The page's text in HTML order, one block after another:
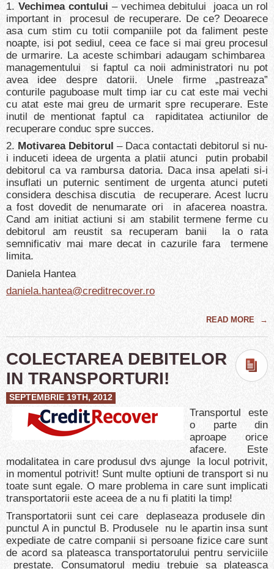
1. Vechimea contului – vechimea debitului joaca un rol
important in procesul de recuperare. De ce? Deoarece
asa cum stim cu totii companiile pot da faliment peste
noapte, isi pot sediul, ceea ce face si mai greu procesul
de urmarire. La aceste schimbari adaugam schimbarea
managementului si faptul ca noii administratori nu pot
avea idee despre datorii. Unele firme „pastreaza”
conturile paguboase mult timp iar cu cat este mai vechi
cu atat este mai greu de urmarit spre recuperare. Este
inutil de mentionat faptul ca rapiditatea actiunilor de
recuperare conduc spre succes.
2. Motivarea Debitorul – Daca contactati debitorul si nu-
i induceti ideea de urgenta a platii atunci putin probabil
debitorul ca va rambursa datoria. Daca insa apelati si-i
insuflati un puternic sentiment de urgenta atunci puteti
considera deschisa discutia de recuperare. Acest lucru
a fost dovedit de nenumarate ori in afacerea noastra.
Cand am initiat actiuni si am stabilit termene ferme cu
debitorul am reustit sa recuperam banii la o rata
semnificativ mai mare decat in cazurile fara termene
limita.
Daniela Hantea
daniela.hantea@creditrecover.ro
READ MORE →
COLECTAREA DEBITELOR
IN TRANSPORTURI!
SEPTEMBRIE 19TH, 2012
Transportul este
o parte din
aproape orice
afacere. Este
modalitatea in care produsul dvs ajunge la locul potrivit,
in momentul potrivit! Sunt multe optiuni de transport si nu
toate sunt egale. O mare problema in care sunt implicati
transportatorii este aceea de a nu fi platiti la timp!
Transportatorii sunt cei care deplaseaza produsele din
punctul A in punctul B. Produsele nu le apartin insa sunt
expediate de catre companii si persoane fizice care sunt
de acord sa plateasca transportatorului pentru serviciile
prestate. Consumatorul mediu trebuie sa plateasca